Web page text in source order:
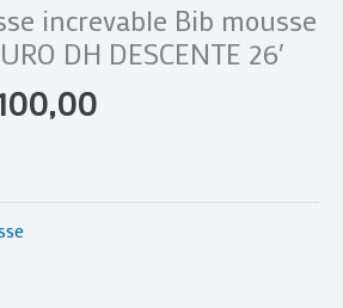
increvable Bib mousse
DH DESCENTE 26′